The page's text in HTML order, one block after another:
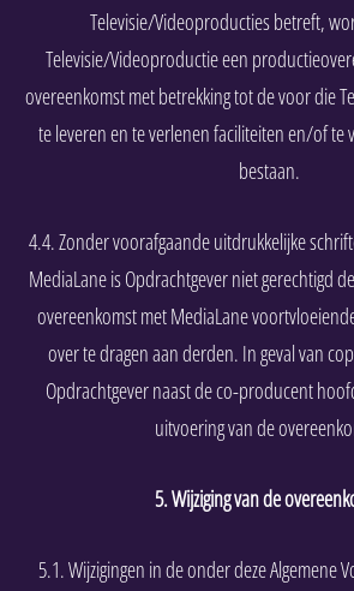
Televisie/Videoproducties betreft,
Televisie/Videoproductie een
overeenkomst met betrekking tot de voor die
te leveren en te verlenen faciliteiten en/of te
bestaan.
4.4. Zonder voorafgaande uitdrukkelijke
MediaLane is Opdrachtgever niet gerechtigd
overeenkomst met MediaLane
over te dragen aan derden. In geval van
Opdrachtgever naast de co-producent
uitvoering van de
5. Wijziging van de
5.1. Wijzigingen in de onder deze Algemene